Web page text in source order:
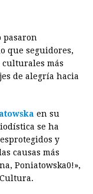
pasaron
que seguidores,
más
de alegría hacia
en su
se ha
y
causas más
Poniatowska0!»,